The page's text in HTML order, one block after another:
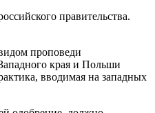
правительства.
проповеди
края и Польши
вводимая на западных